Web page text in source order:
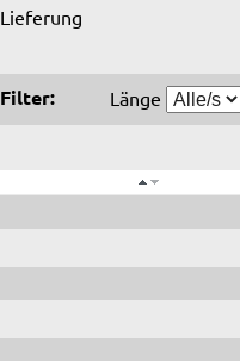
Lieferung
Filter: Länge